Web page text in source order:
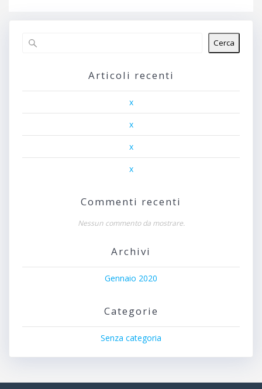
Cerca
Articoli recenti
x
x
x
x
Commenti recenti
Nessun commento da mostrare.
Archivi
Gennaio 2020
Categorie
Senza categoria